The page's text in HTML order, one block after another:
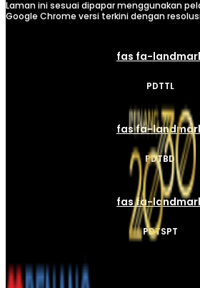
Laman ini sesuai dipapar menggunakan
Google Chrome versi terkini dengan
fas fa-
PDTTL
fas fa-
PDTBD
fas fa-
PDTSPT